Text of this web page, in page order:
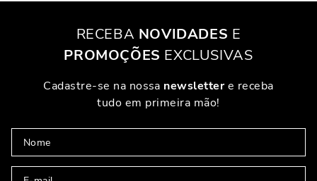
RECEBA NOVIDADES E
PROMOÇÕES EXCLUSIVAS
Cadastre-se na nossa newslettere receba
tudo em primeira mão!